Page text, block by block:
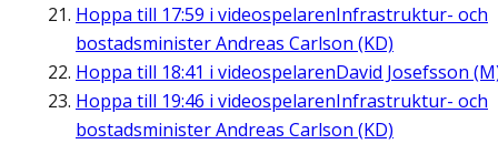
Hoppa till 17:59 i videospelarenInfrastruktur- och
bostadsminister Andreas Carlson (KD)
Hoppa till 18:41 i videospelarenDavid Josefsson
Hoppa till 19:46 i videospelarenInfrastruktur- och
bostadsminister Andreas Carlson (KD)